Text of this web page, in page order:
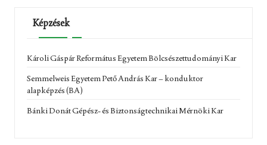
Képzések
Károli Gáspár Református Egyetem Bölcsészettudományi Kar
Semmelweis Egyetem Pető András Kar – konduktor
alapképzés (BA)
Bánki Donát Gépész- és Biztonságtechnikai Mérnöki Kar